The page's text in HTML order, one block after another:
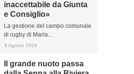
inaccettabile da Giunta
e Consiglio»
La gestione del campo comunale
di rugby di Maria...
8 Agosto 2026
Il grande nuoto passa